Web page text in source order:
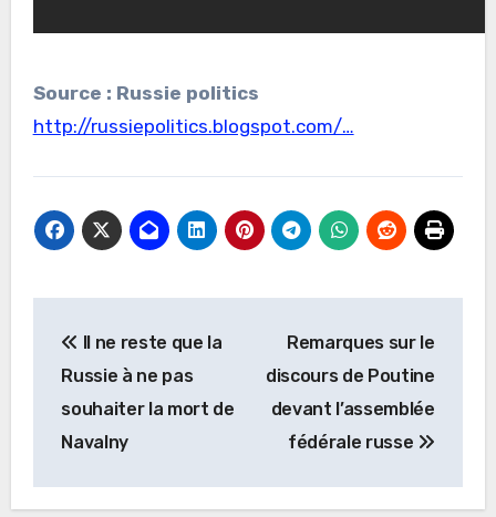
Source : Russie politics
http://russiepolitics.blogspot.com/…
de
l’article
Il ne reste que la
Russie à ne pas
souhaiter la mort de
Navalny
Remarques sur le
discours de Poutine
devant l’assemblée
fédérale russe